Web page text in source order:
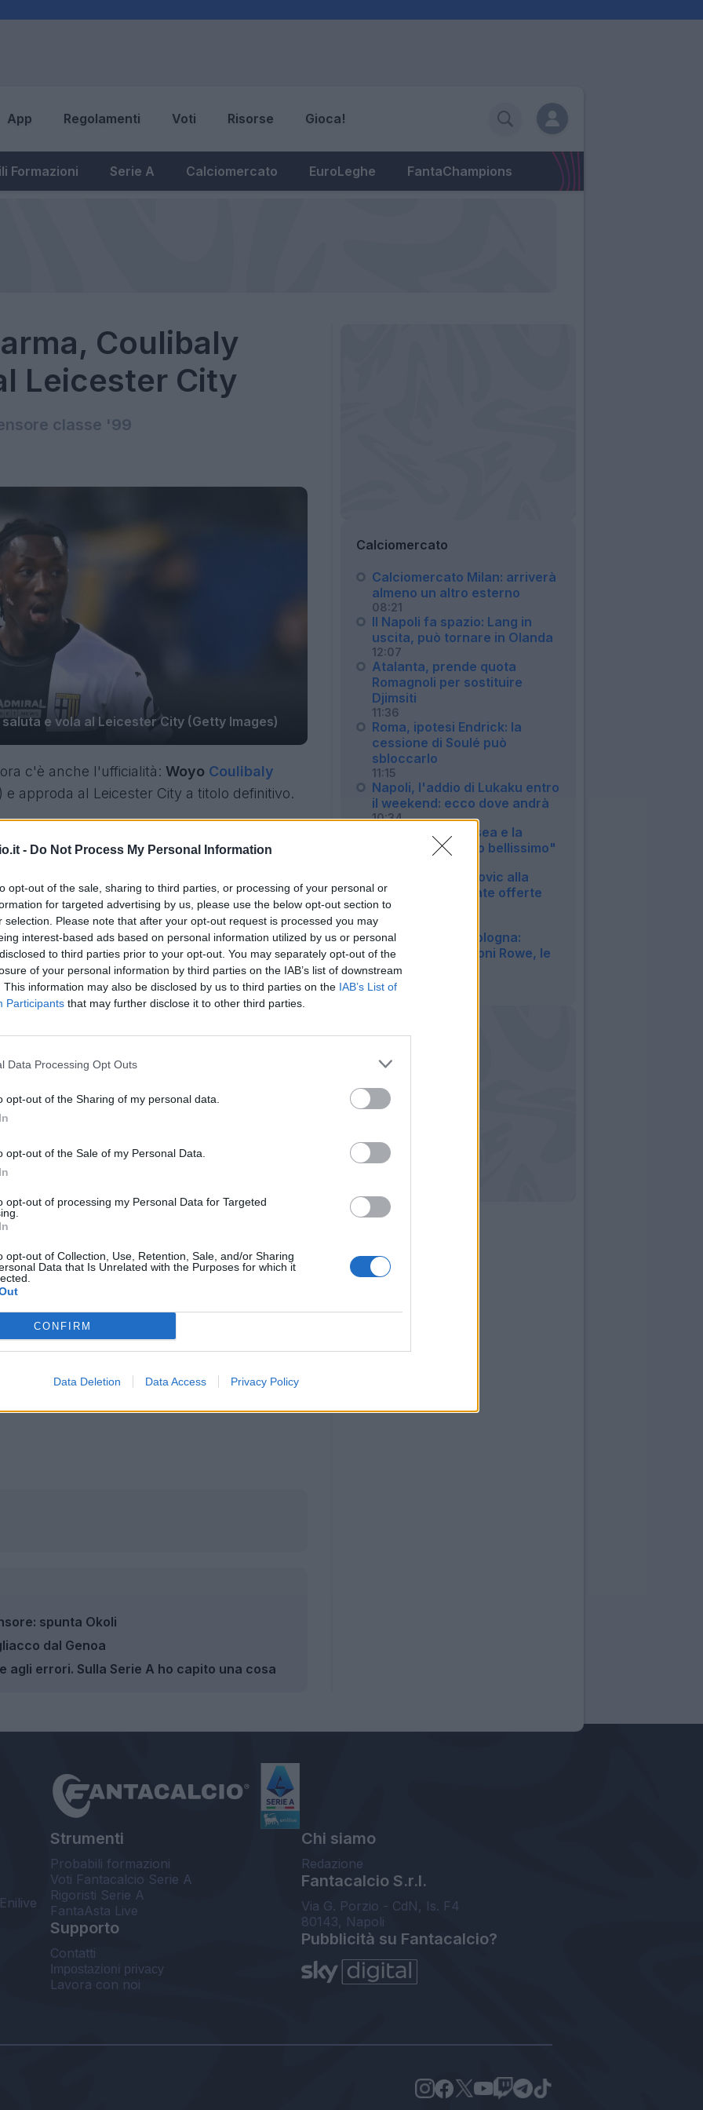
- Do Not Process My Personal Information
opt-out of the sale, sharing to third parties, or processing of your personal or
for targeted advertising by us, please use the below opt-out section to
selection. Please note that after your opt-out request is processed you may
interest-based ads based on personal information utilized by us or personal
to third parties prior to your opt-out. You may separately opt-out of the
of your personal information by third parties on the IAB’s list of downstream
This information may also be disclosed by us to third parties on the IAB’s List of
Participants that may further disclose it to other third parties.
Data Processing Opt Outs
opt-out of the Sharing of my personal data.
opt-out of the Sale of my Personal Data.
opt-out of processing my Personal Data for Targeted
opt-out of Collection, Use, Retention, Sale, and/or Sharing
Data that Is Unrelated with the Purposes for which it
CONFIRM
Data Deletion Data Access Privacy Policy
App Regolamenti Voti Risorse Gioca!
Formazioni Serie A Calciomercato EuroLeghe FantaChampions
Coulibaly
Leicester City
classe '99
saluta e vola al Leicester City (Getty Images)
c'è anche l'ufficialità: Woyo Coulibaly
e approda al Leicester City a titolo definitivo.
di Coulibaly
a titolo definitivo di Woyo Coulibaly al
88 presenze, 5.679 minuti giocati, un
francese lascia il nostro Club per una
Parma Calcio augura a Woyo le
dopo essere andato a voto 14
difensivo classe '99 ha realizzato
fantamedia di 5,36.
spunta Okoli
dal Genoa
agli errori. Sulla Serie A ho capito una cosa
Calciomercato
Calciomercato Milan: arriverà
almeno un altro esterno
08:21
Il Napoli fa spazio: Lang in
uscita, può tornare in Olanda
12:07
Atalanta, prende quota
Romagnoli per sostituire
Djimsiti
11:36
Roma, ipotesi Endrick: la
cessione di Soulé può
sbloccarlo
11:15
Napoli, l'addio di Lukaku entro
il weekend: ecco dove andrà
10:34
Palestra: "Il Chelsea e la
Premier un mondo bellissimo"
Pjanic su Alajbegovic alla
Juventus: "Rifiutate offerte
migliori"
09:41
Calciomercato Bologna:
offerta da 35 milioni Rowe, le
ultime
09:21
Strumenti
Probabili formazioni
Voti Fantacalcio Serie A
Rigoristi Serie A
FantaAsta Live
Supporto
Contatti
Impostazioni privacy
Lavora con noi
Chi siamo
Redazione
Fantacalcio S.r.l.
Via G. Porzio - CdN, Is. F4
80143, Napoli
Pubblicità su Fantacalcio?